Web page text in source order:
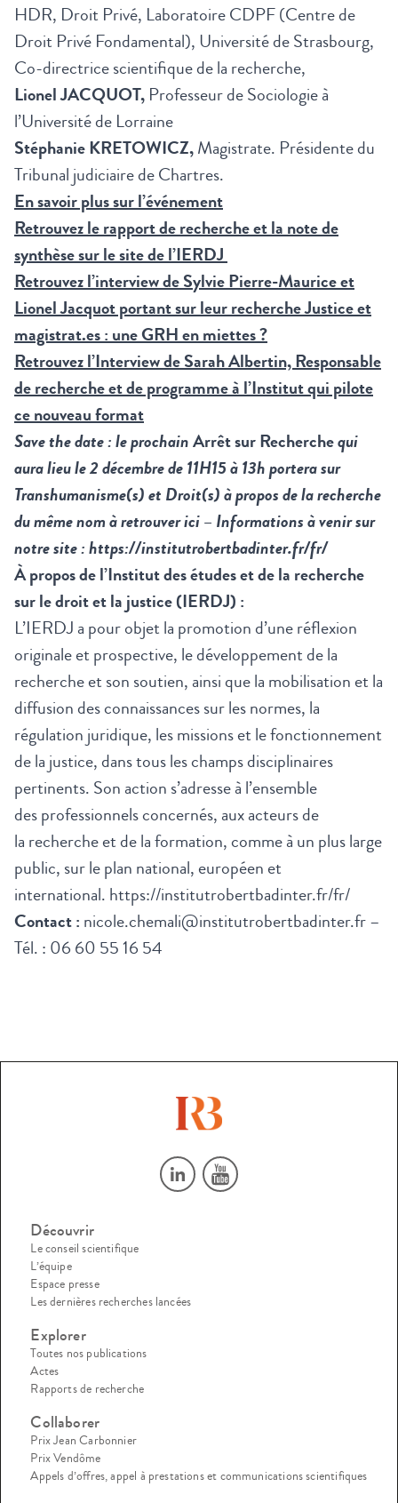
HDR, Droit Privé, Laboratoire CDPF (Centre de
Droit Privé Fondamental), Université de Strasbourg,
Co-directrice scientifique de la recherche,
Lionel JACQUOT, Professeur de Sociologie à
l’Université de Lorraine
Stéphanie KRETOWICZ,Magistrate. Présidente du
Tribunal judiciaire de Chartres.
En savoir plus sur l’événement
Retrouvez le rapport de recherche et la note de
synthèse sur le site de l’IERDJ
Retrouvez l’interview de Sylvie Pierre-Maurice et
Lionel Jacquot portant sur leur recherche Justice et
magistrat.es : une GRH en miettes ?
Retrouvez l’Interview de Sarah Albertin, Responsable
de recherche et de programme à l’Institut qui pilote
ce nouveau format
Save the date : le prochainArrêt sur Recherchequi
aura lieu le 2 décembre de 11H15 à 13h portera sur
Transhumanisme(s) et Droit(s) à propos de la recherche
du même nom à retrouverici– Informations à venir sur
notre site :https://institutrobertbadinter.fr/fr/
À propos de l’Institut des études et de la recherche
sur le droit et la justice (IERDJ) :
L’IERDJ a pour objet la promotion d’une réflexion
originale et prospective, le développement de la
recherche et son soutien, ainsi que la mobilisation et la
diffusion des connaissances sur les normes, la
régulation juridique, les missions et le fonctionnement
de la justice, dans tous les champs disciplinaires
pertinents. Son action s’adresse à l’ensemble
des professionnels concernés, aux acteurs de
la recherche et de la formation, comme à un plus large
public, sur le plan national, européen et
international. https://institutrobertbadinter.fr/fr/
Contact : nicole.chemali@institutrobertbadinter.fr–
Tél. : 06 60 55 16 54
Découvrir
Le conseil scientifique
L’équipe
Espace presse
Les dernières recherches lancées
Explorer
Toutes nos publications
Actes
Rapports de recherche
Collaborer
Prix Jean Carbonnier
Prix Vendôme
Appels d’offres, appel à prestations et communications scientifiques